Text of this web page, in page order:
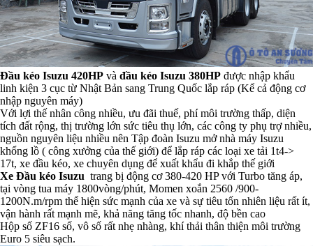
Đầu kéo Isuzu 420HP và đầu kéo Isuzu 380HP được nhập khẩu
linh kiện 3 cục từ Nhật Bản sang Trung Quốc lắp ráp (Kể cả động cơ
nhập nguyên máy)
Với lợi thế nhân công nhiều, ưu đãi thuế, phí môi trường thấp, diện
tích đất rộng, thị trường lớn sức tiêu thụ lớn, các công ty phụ trợ nhiều,
nguồn nguyên liệu nhiều nên Tập đoàn Isuzu mở nhà máy Isuzu
khổng lồ ( công xưởng của thế giới) để lắp ráp các loại xe tải 1t4->
17t, xe đầu kéo, xe chuyên dụng để xuất khẩu đi khắp thế giới
Xe Đầu kéo Isuzu trang bị động cơ 380-420 HP với Turbo tăng áp,
tại vòng tua máy 1800vòng/phút, Momen xoắn 2560 /900-
1200N.m/rpm thể hiện sức mạnh của xe và sự tiêu tốn nhiên liệu rất ít,
vận hành rất mạnh mẽ, khả năng tăng tốc nhanh, độ bền cao
Hộp số ZF16 số, vô số rất nhẹ nhàng, khí thải thân thiện môi trường
Euro 5 siêu sạch.